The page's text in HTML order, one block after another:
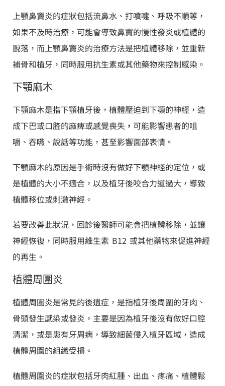
上顎鼻竇炎的症狀包括流鼻水、打噴嚏、呼吸不順等，
如果不及時治療，可能會導致鼻竇的慢性發炎或植體的
脫落，而上顎鼻竇炎的治療方法是把植體移除，並重新
補骨和植牙，同時服用抗生素或其他藥物來控制感染。
下顎麻木
下顎麻木是指下顎植牙後，植體壓迫到下顎的神經，造
成下巴或口腔的麻痺或感覺喪失 ， 可能影響患者的咀
嚼、吞嚥、說話等功能，甚至影響面部表情。
下顎麻木的原因是手術時沒有做好下顎神經的定位，或
是植體的大小不適合，以及植牙後咬合力道過大，導致
植體移位或刺激神經。
若要改善此狀況，回診後醫師可能會把植體移除，並讓
神經恢復，同時服用維生素 B12 或其他藥物來促進神經
的再生。
植體周圍炎
植體周圍炎是常見的後遺症，是指植牙後周圍的牙肉、
骨頭發生感染或發炎，主要是因為植牙後沒有做好口腔
清潔，或是患有牙周病，導致細菌侵入植牙區域，造成
植體周圍的組織受損。
植體周圍炎的症狀包括牙肉紅腫、出血、疼痛、植體鬆